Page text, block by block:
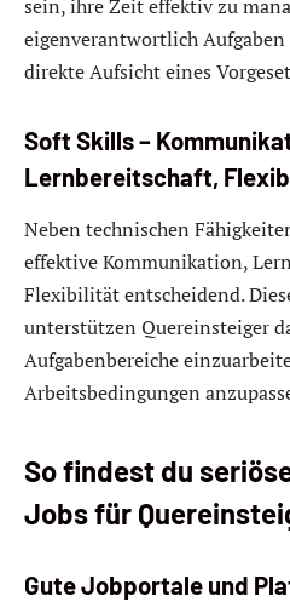
sein, ihre Zeit effektiv zu
eigenverantwortlich
direkte Aufsicht eines
Soft Skills –
Lernbereitschaft,
Neben technischen
effektive Kommunikation,
Flexibilität entscheidend.
unterstützen Quereinsteiger
Aufgabenbereiche
Arbeitsbedingungen
So findest du
Jobs für
Gute Jobportale und